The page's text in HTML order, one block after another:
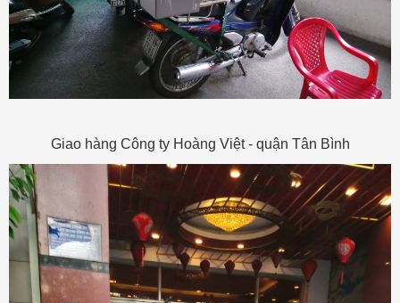
Giao hàng Công ty Hoàng Việt - quận Tân Bình